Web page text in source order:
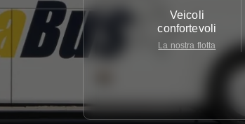
Veicoli
confortevoli
La nostra flotta